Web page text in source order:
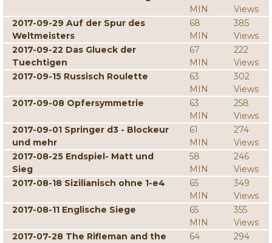
MIN
Views
2017-09-29 Auf der Spur des
Weltmeisters
68
MIN
385
Views
2017-09-22 Das Glueck der
Tuechtigen
67
MIN
222
Views
2017-09-15 Russisch Roulette
63
MIN
302
Views
2017-09-08 Opfersymmetrie
63
MIN
258
Views
2017-09-01 Springer d3 - Blockeur
und mehr
61
MIN
274
Views
2017-08-25 Endspiel- Matt und
Sieg
58
MIN
246
Views
2017-08-18 Sizilianisch ohne 1-e4
65
MIN
349
Views
2017-08-11 Englische Siege
65
MIN
355
Views
2017-07-28 The Rifleman and the
64
294